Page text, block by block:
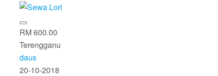
RM 600.00
Terengganu
daus
20-10-2018